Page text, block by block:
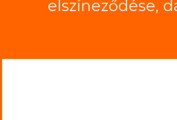
elszíneződése,